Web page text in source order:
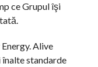
ce Grupul îşi
Alive
standarde